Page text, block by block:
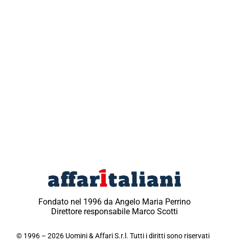
Fondato nel 1996 da Angelo Maria Perrino
Direttore responsabile Marco Scotti
© 1996 – 2026 Uomini & Affari S.r.l. Tutti i diritti sono riservati